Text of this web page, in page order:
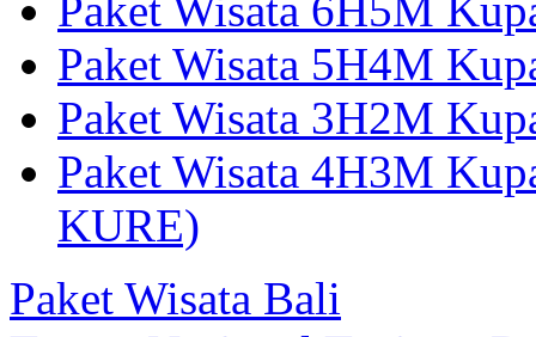
Paket Wisata 6H5M
Paket Wisata 5H4M
Paket Wisata 3H2M
Paket Wisata 4H3M
KURE)
Paket Wisata Bali